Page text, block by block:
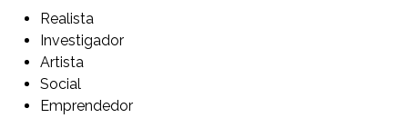
Realista
Investigador
Artista
Social
Emprendedor